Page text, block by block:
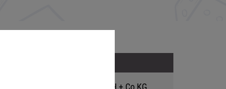
Hutter Trade GmbH + Co KG